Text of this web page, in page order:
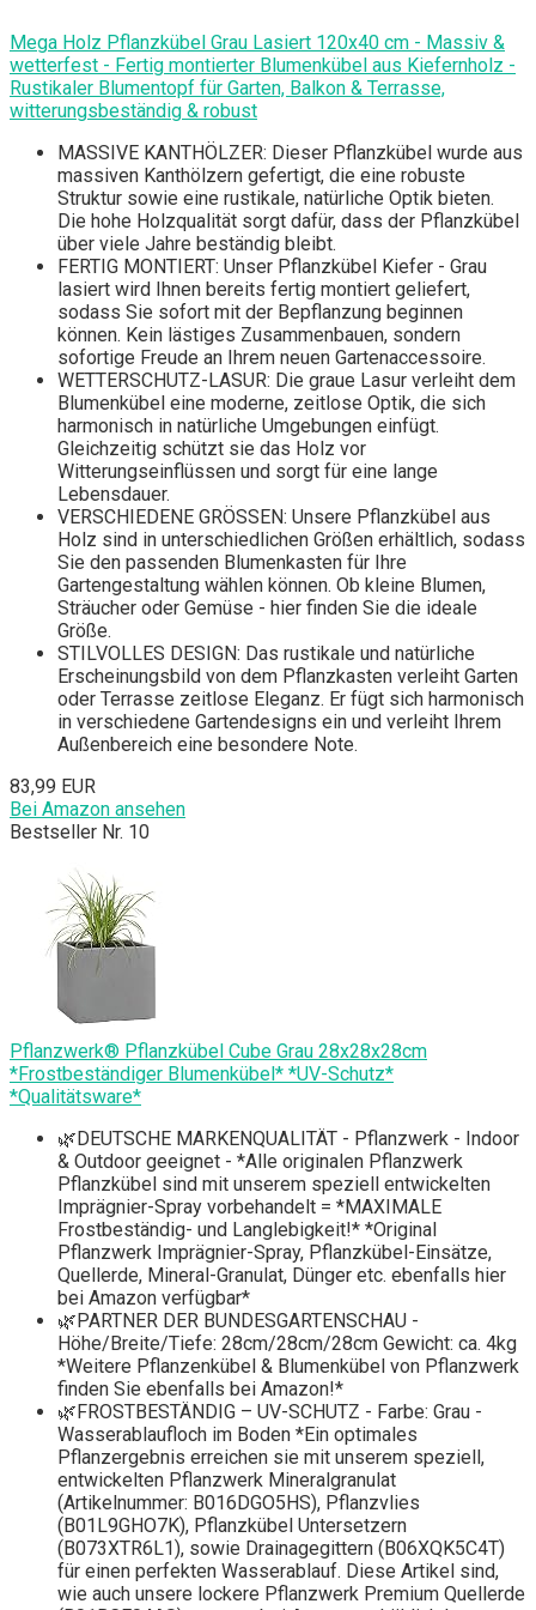
Mega Holz Pflanzkübel Grau Lasiert 120x40 cm - Massiv &
wetterfest - Fertig montierter Blumenkübel aus Kiefernholz -
Rustikaler Blumentopf für Garten, Balkon & Terrasse,
witterungsbeständig & robust
MASSIVE KANTHÖLZER: Dieser Pflanzkübel wurde aus
massiven Kanthölzern gefertigt, die eine robuste
Struktur sowie eine rustikale, natürliche Optik bieten.
Die hohe Holzqualität sorgt dafür, dass der Pflanzkübel
über viele Jahre beständig bleibt.
FERTIG MONTIERT: Unser Pflanzkübel Kiefer - Grau
lasiert wird Ihnen bereits fertig montiert geliefert,
sodass Sie sofort mit der Bepflanzung beginnen
können. Kein lästiges Zusammenbauen, sondern
sofortige Freude an Ihrem neuen Gartenaccessoire.
WETTERSCHUTZ-LASUR: Die graue Lasur verleiht dem
Blumenkübel eine moderne, zeitlose Optik, die sich
harmonisch in natürliche Umgebungen einfügt.
Gleichzeitig schützt sie das Holz vor
Witterungseinflüssen und sorgt für eine lange
Lebensdauer.
VERSCHIEDENE GRÖSSEN: Unsere Pflanzkübel aus
Holz sind in unterschiedlichen Größen erhältlich, sodass
Sie den passenden Blumenkasten für Ihre
Gartengestaltung wählen können. Ob kleine Blumen,
Sträucher oder Gemüse - hier finden Sie die ideale
Größe.
STILVOLLES DESIGN: Das rustikale und natürliche
Erscheinungsbild von dem Pflanzkasten verleiht Garten
oder Terrasse zeitlose Eleganz. Er fügt sich harmonisch
in verschiedene Gartendesigns ein und verleiht Ihrem
Außenbereich eine besondere Note.
83,99 EUR
Bei Amazon ansehen
Bestseller Nr. 10
Pflanzwerk® Pflanzkübel Cube Grau 28x28x28cm
*Frostbeständiger Blumenkübel* *UV-Schutz*
*Qualitätsware*
🌿DEUTSCHE MARKENQUALITÄT - Pflanzwerk - Indoor
& Outdoor geeignet - *Alle originalen Pflanzwerk
Pflanzkübel sind mit unserem speziell entwickelten
Imprägnier-Spray vorbehandelt = *MAXIMALE
Frostbeständig- und Langlebigkeit!* *Original
Pflanzwerk Imprägnier-Spray, Pflanzkübel-Einsätze,
Quellerde, Mineral-Granulat, Dünger etc. ebenfalls hier
bei Amazon verfügbar*
🌿PARTNER DER BUNDESGARTENSCHAU -
Höhe/Breite/Tiefe: 28cm/28cm/28cm Gewicht: ca. 4kg
*Weitere Pflanzenkübel & Blumenkübel von Pflanzwerk
finden Sie ebenfalls bei Amazon!*
🌿FROSTBESTÄNDIG – UV-SCHUTZ - Farbe: Grau -
Wasserablaufloch im Boden *Ein optimales
Pflanzergebnis erreichen sie mit unserem speziell,
entwickelten Pflanzwerk Mineralgranulat
(Artikelnummer: B016DGO5HS), Pflanzvlies
(B01L9GHO7K), Pflanzkübel Untersetzern
(B073XTR6L1), sowie Drainagegittern (B06XQK5C4T)
für einen perfekten Wasserablauf. Diese Artikel sind,
wie auch unsere lockere Pflanzwerk Premium Quellerde